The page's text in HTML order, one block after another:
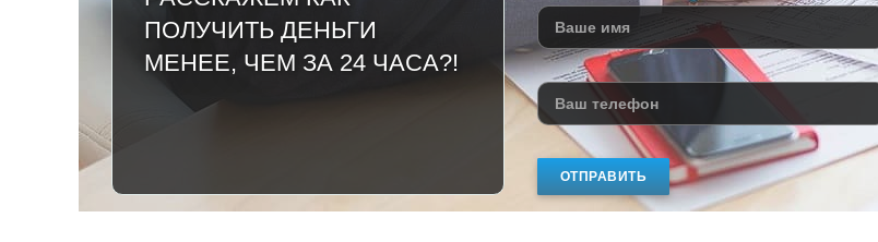
ПОЛУЧИТЬ ДЕНЬГИ
МЕНЕЕ, ЧЕМ ЗА 24 ЧАСА?!
ОТПРАВИТЬ